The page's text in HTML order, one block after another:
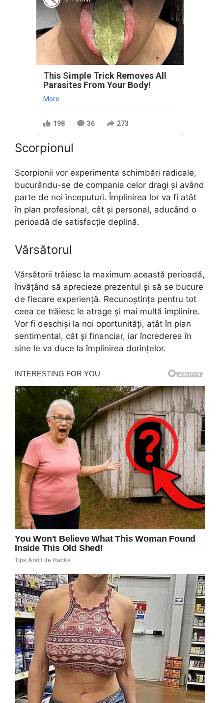
This Simple Trick Removes All
Parasites From Your Body!
More
198 36 273
Scorpionul
Scorpionii vor experimenta schimbări radicale,
bucurându-se de compania celor dragi și având
parte de noi începuturi. Împlinirea lor va fi atât
în plan profesional, cât și personal, aducând o
perioadă de satisfacție deplină.
Vărsătorul
Vărsătorii trăiesc la maximum această perioadă,
învățând să aprecieze prezentul și să se bucure
de fiecare experiență. Recunoștința pentru tot
ceea ce trăiesc le atrage și mai multă împlinire.
Vor fi deschiși la noi oportunități, atât în plan
sentimental, cât și financiar, iar încrederea în
sine le va duce la împlinirea dorințelor.